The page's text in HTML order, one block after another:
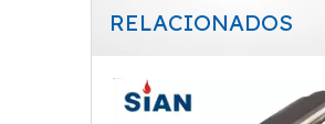
RELACIONADOS